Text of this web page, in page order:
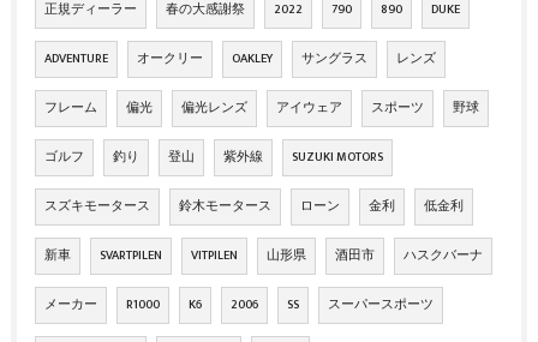
正規ディーラー 春の大感謝祭 2022 790 890 DUKE
ADVENTURE オークリー OAKLEY サングラス レンズ
フレーム 偏光 偏光レンズ アイウェア スポーツ 野球
ゴルフ 釣り 登山 紫外線 SUZUKI MOTORS
スズキモータース 鈴木モータース ローン 金利 低金利
新車 SVARTPILEN VITPILEN 山形県 酒田市 ハスクバーナ
メーカー R1000 K6 2006 SS スーパースポーツ